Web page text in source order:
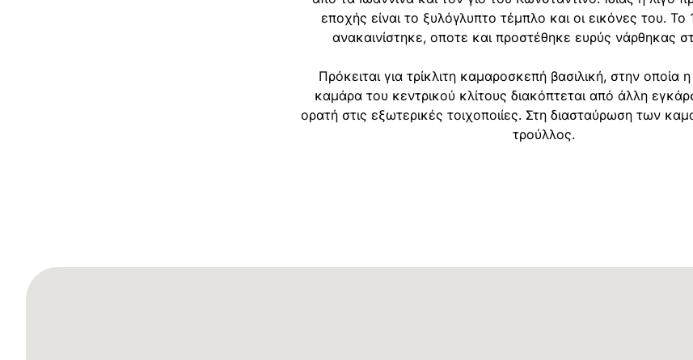
εποχής είναι το ξυλόγλυπτο τέμπλο και οι εικόνες του.
ανακαινίστηκε, οποτε και προστέθηκε ευρύς νάρθηκας
Πρόκειται για τρίκλιτη καμαροσκεπή βασιλική, στην οποία
καμάρα του κεντρικού κλίτους διακόπτεται από άλλη
ορατή στις εξωτερικές τοιχοποιίες. Στη διασταύρωση των
τρούλλος.